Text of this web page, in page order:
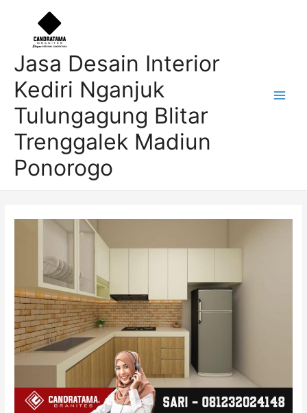
Jasa Desain Interior
Kediri Nganjuk
Tulungagung Blitar
Trenggalek Madiun
Ponorogo
navigation